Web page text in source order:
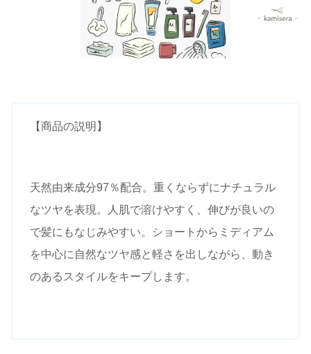
【商品の説明】
天然由来成分97％配合。重くならずにナチュラル
なツヤを表現。人肌で溶けやすく、伸びが良いの
で髪にもなじみやすい。ショートからミディアム
を中心に自然なツヤ感と軽さを出しながら、動き
のあるスタイルをキープします。